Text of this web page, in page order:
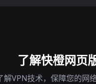
了解快橙网页
解VPN技术，保障您的网